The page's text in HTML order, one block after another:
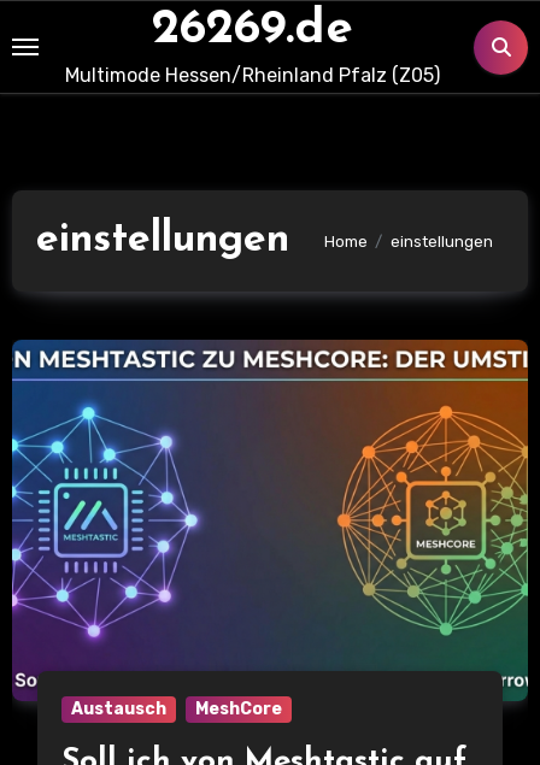
to
content
26269.de
Multimode Hessen/Rheinland Pfalz (Z05)
einstellungen Home einstellungen
Austausch MeshCore